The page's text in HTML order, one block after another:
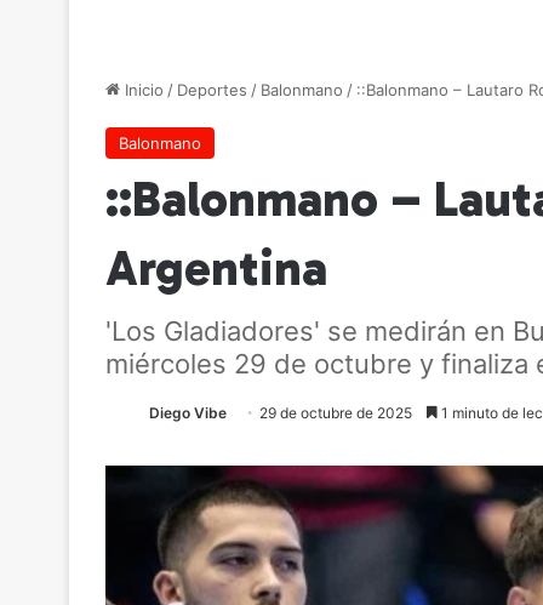
Inicio / Deportes / Balonmano / ::Balonmano – Lautaro
Balonmano
::Balonmano –
Argentina
'Los Gladiadores' se medirán en
miércoles 29 de octubre y finaliza
Diego Vibe 29 de octubre de 2025 1 minuto de